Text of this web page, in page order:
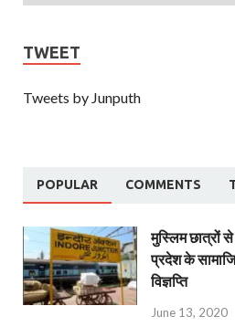
TWEET
Tweets by Junputh
POPULAR COMMENTS
मुस्लिम छात्रों
प्रदेश के
विज्ञप्ति
June 13, 2020